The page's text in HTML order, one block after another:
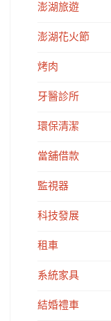
澎湖旅遊
澎湖花火節
烤肉
牙醫診所
環保清潔
當舖借款
監視器
科技發展
租車
系統家具
結婚禮車